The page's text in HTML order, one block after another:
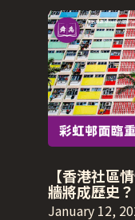
【香港社區
牆將成歷史？
January 12,